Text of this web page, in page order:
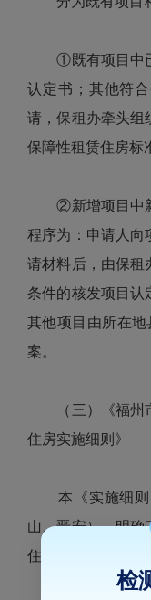
①既有项目中已
认定书；其他符
请，保租办牵头组
保障性租赁住房标
②新增项目中新
程序为：申请人向
请材料后，由保租
条件的核发项目认
其他项目由所在
案。
（三）《福州市
住房实施细则》
本《实施细则
山、晋安），明确
住房的房屋的范围
检